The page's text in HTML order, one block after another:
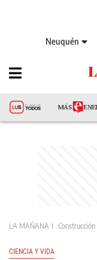
Neuquén
LA MAÑANA Construcción
CIENCIA Y VIDA